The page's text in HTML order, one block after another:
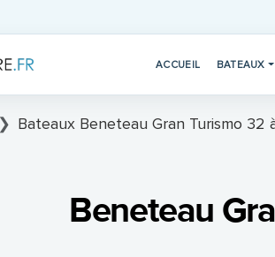
ACCUEIL BATEAUX
Bateaux Beneteau Gran Turismo 32
Beneteau